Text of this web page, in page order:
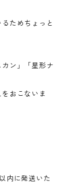
ためちょっと
ン」「星形ナ
おこないま
内に発送いた